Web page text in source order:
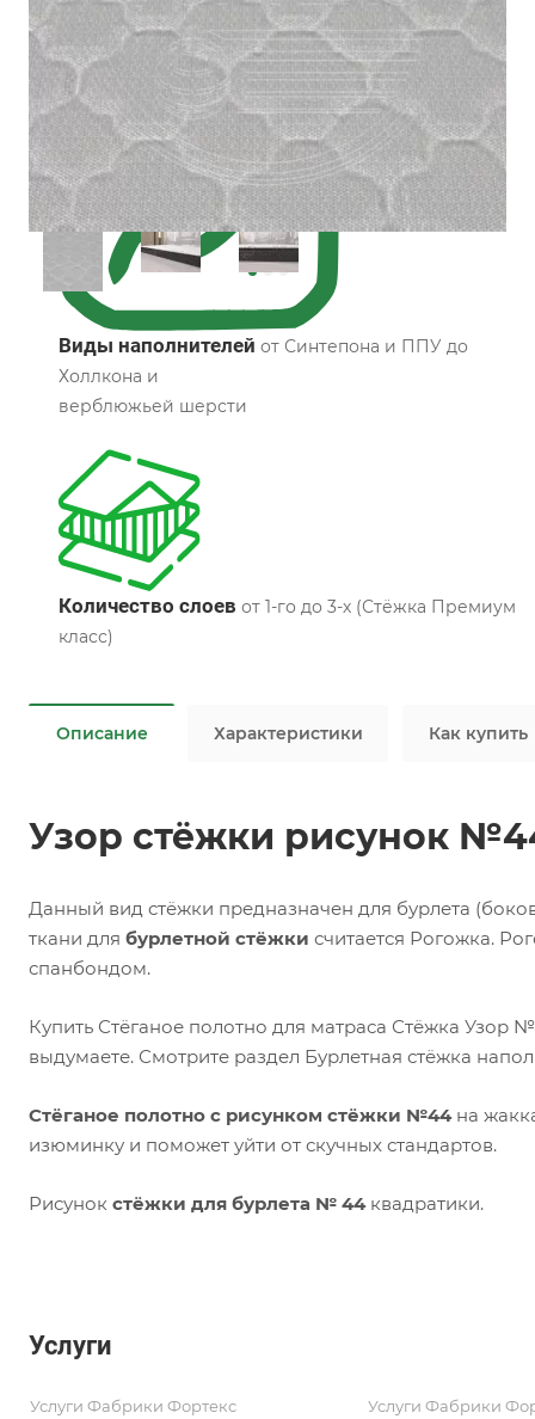
Все характеристики
Виды наполнителей от Синтепона и ППУ до
Холлкона и
верблюжьей шерсти
Количество слоев от 1-го до 3-х (Стёжка Премиум
класс)
Описание Характеристики Как купить
Узор стёжки рисунок
Данный вид стёжки предназначен для бурлета
ткани для бурлетной стёжки считается Рогожка.
спанбондом.
Купить Стёганое полотно для матраса Стёжка
выдумаете. Смотрите раздел Бурлетная стёжка
Стёганое полотно с рисунком стёжки №44на
изюминку и поможет уйти от скучных стандартов.
Рисунок стёжки для бурлета № 44 квадратики.
Услуги
Услуги Фабрики Фортекс Услуги Фабрики